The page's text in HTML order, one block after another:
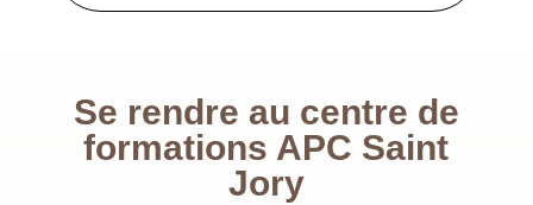
Se rendre au centre de
formations APC Saint
Jory